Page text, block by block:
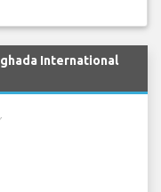
International